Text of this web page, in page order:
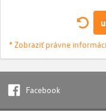
* Zobraziť právne
Facebook